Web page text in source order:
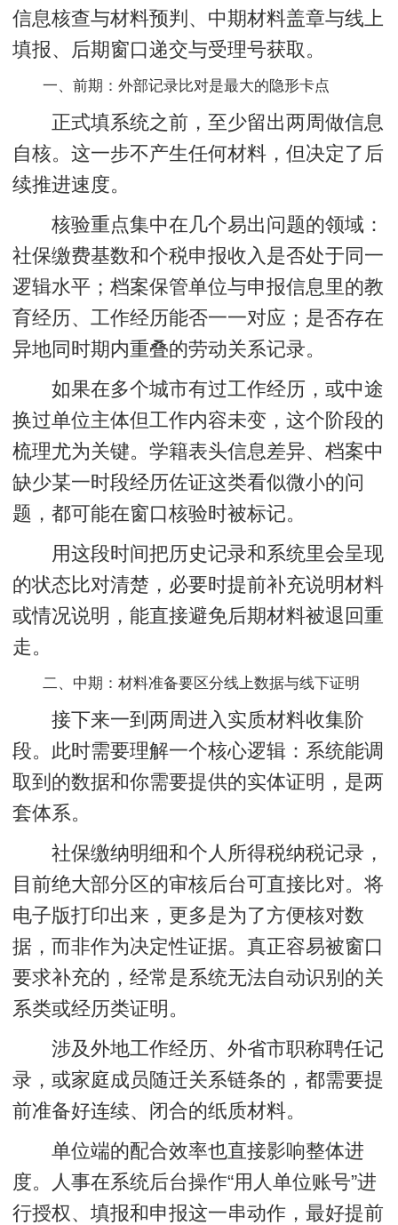
信息核查与材料预判、中期材料盖章与线上
填报、后期窗口递交与受理号获取。
一、前期：外部记录比对是最大的隐形卡点
正式填系统之前，至少留出两周做信息
自核。这一步不产生任何材料，但决定了后
续推进速度。
核验重点集中在几个易出问题的领域：
社保缴费基数和个税申报收入是否处于同一
逻辑水平；档案保管单位与申报信息里的教
育经历、工作经历能否一一对应；是否存在
异地同时期内重叠的劳动关系记录。
如果在多个城市有过工作经历，或中途
换过单位主体但工作内容未变，这个阶段的
梳理尤为关键。学籍表头信息差异、档案中
缺少某一时段经历佐证这类看似微小的问
题，都可能在窗口核验时被标记。
用这段时间把历史记录和系统里会呈现
的状态比对清楚，必要时提前补充说明材料
或情况说明，能直接避免后期材料被退回重
走。
二、中期：材料准备要区分线上数据与线下证明
接下来一到两周进入实质材料收集阶
段。此时需要理解一个核心逻辑：系统能调
取到的数据和你需要提供的实体证明，是两
套体系。
社保缴纳明细和个人所得税纳税记录，
目前绝大部分区的审核后台可直接比对。将
电子版打印出来，更多是为了方便核对数
据，而非作为决定性证据。真正容易被窗口
要求补充的，经常是系统无法自动识别的关
系类或经历类证明 。
涉及外地工作经历、外省市职称聘任记
录，或家庭成员随迁关系链条的，都需要提
前准备好连续、闭合的纸质材料。
单位端的配合效率也直接影响整体进
度。人事在系统后台操作“用人单位账号”进
行授权、填报和申报这一串动作，最好提前